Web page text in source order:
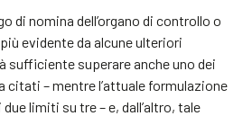
di nomina dell’organo di controllo o
evidente da alcune ulteriori
sufficiente superare anche uno dei
– mentre l’attuale formulazione
limiti su tre – e, dall’altro, tale